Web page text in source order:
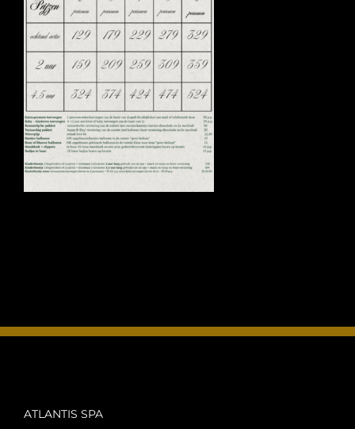
INFO
OPENINGSTIJDEN
CONTACT
ATLANTIS SPA